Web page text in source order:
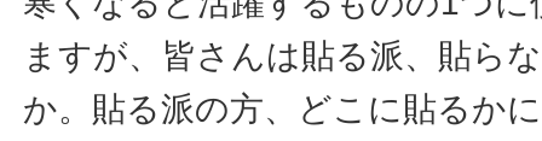
ますが、皆さんは貼る派、貼ら
か。貼る派の方、どこに貼るか